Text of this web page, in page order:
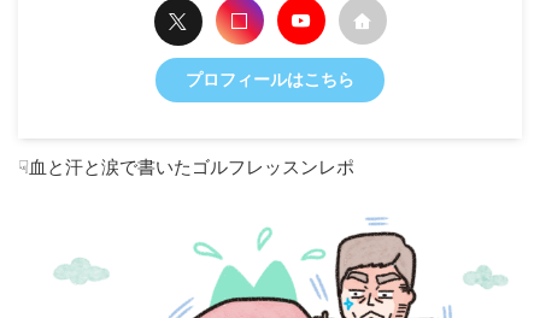
プロフィールはこちら
☟血と汗と涙で書いたゴルフレッスンレポ